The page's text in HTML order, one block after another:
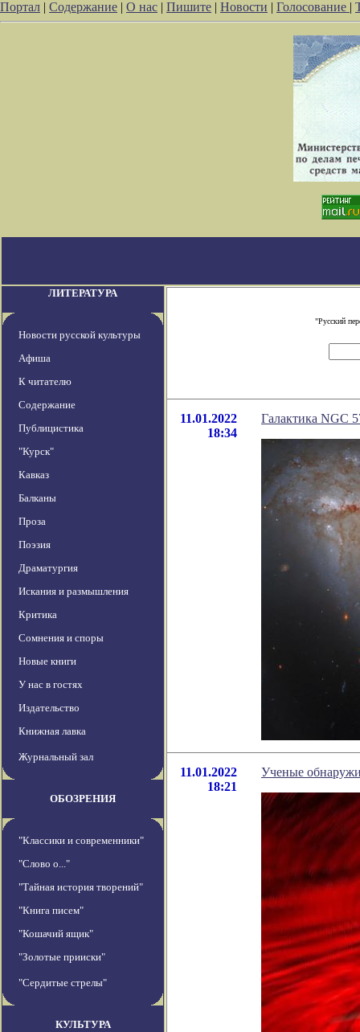
Портал | Содержание | О нас | Пишите | Новости | Голосование |
ЛИТЕРАТУРА
Новости русской культуры
Афиша
К читателю
Содержание
Публицистика
"Курск"
Кавказ
Балканы
Проза
Поэзия
Драматургия
Искания и размышления
Критика
Сомнения и споры
Новые книги
У нас в гостях
Издательство
Книжная лавка
Журнальный зал
ОБОЗРЕНИЯ
"Классики и современники"
"Слово о..."
"Тайная история творений"
"Книга писем"
"Кошачий ящик"
"Золотые прииски"
"Сердитые стрелы"
КУЛЬТУРА
"Русский
11.01.2022
18:34
Галактика NGC
11.01.2022
18:21
Ученые